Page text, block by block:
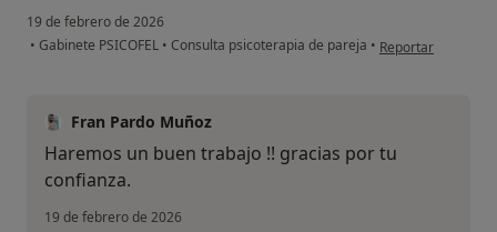
19 de febrero de 2026
• Gabinete PSICOFEL • Consulta psicoterapia de pareja • en opinión del
Reportar
Fran Pardo Muñoz
Haremos un buen trabajo !! gracias por tu
confianza.
19 de febrero de 2026